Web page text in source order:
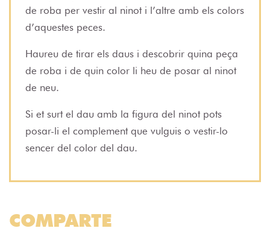
de roba per vestir al ninot i l’altre amb els colors
d’aquestes peces.
Haureu de tirar els daus i descobrir quina peça
de roba i de quin color li heu de posar al ninot
de neu.
Si et surt el dau amb la figura del ninot pots
posar-li el complement que vulguis o vestir-lo
sencer del color del dau.
COMPARTE